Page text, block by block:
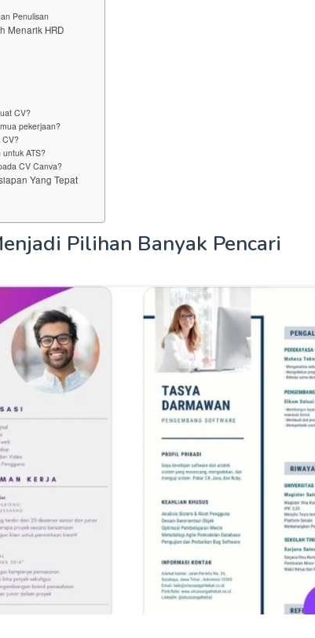
Penulisan
Menarik HRD
CV?
pekerjaan?
CV?
ATS?
CV Canva?
Yang Tepat
Pilihan Banyak Pencari